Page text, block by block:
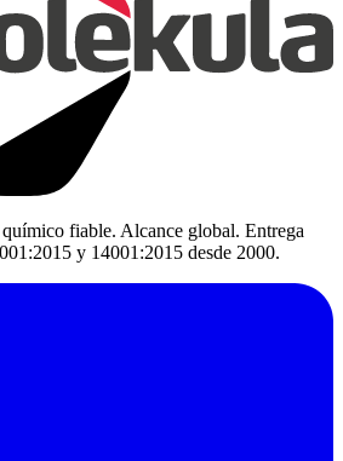
fiable. Alcance global. Entrega
y 14001:2015 desde 2000.